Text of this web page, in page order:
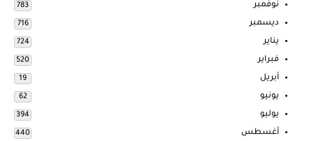
نوفمبر 783
ديسمبر 716
يناير 724
فبراير 520
أبريل 19
يونيو 62
يوليو 394
أغسطس 440